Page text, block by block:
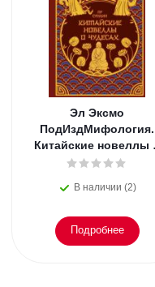
Эл Эксмо
ПодИздМифология.
Китайские новеллы
чудесах.
иллюстрациями
В наличии (2)
Подробнее